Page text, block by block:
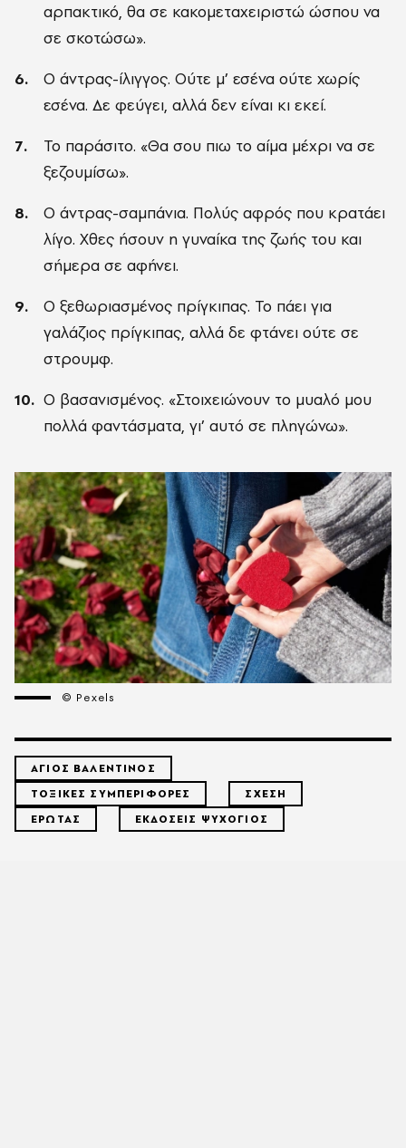
αρπακτικό, θα σε κακομεταχειριστώ ώσπου να
σε σκοτώσω».
Ο άντρας-ίλιγγος. Ούτε μ’ εσένα ούτε χωρίς
εσένα. Δε φεύγει, αλλά δεν είναι κι εκεί.
Το παράσιτο. «Θα σου πιω το αίμα μέχρι να σε
ξεζουμίσω».
Ο άντρας-σαμπάνια. Πολύς αφρός που κρατάει
λίγο. Χθες ήσουν η γυναίκα της ζωής του και
σήμερα σε αφήνει.
Ο ξεθωριασμένος πρίγκιπας. Το πάει για
γαλάζιος πρίγκιπας, αλλά δε φτάνει ούτε σε
στρουμφ.
Ο βασανισμένος. «Στοιχειώνουν το μυαλό μου
πολλά φαντάσματα, γι’ αυτό σε πληγώνω».
© Pexels
ΑΓΙΟΣ ΒΑΛΕΝΤΙΝΟΣ
ΤΟΞΙΚΕΣ ΣΥΜΠΕΡΙΦΟΡΕΣ
ΣΧΕΣΗ
ΕΡΩΤΑΣ
ΕΚΔΟΣΕΙΣ ΨΥΧΟΓΙΟΣ